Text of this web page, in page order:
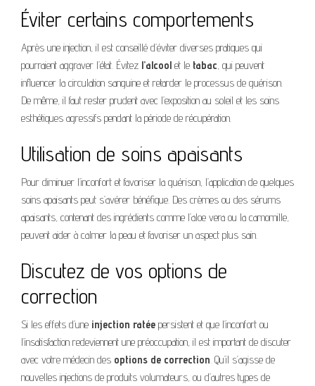
Éviter certains comportements
Après une injection, il est conseillé d’éviter diverses pratiques qui
pourraient aggraver l’état. Évitez l’alcool et le tabac, qui peuvent
influencer la circulation sanguine et retarder le processus de guérison.
De même, il faut rester prudent avec l’exposition au soleil et les soins
esthétiques agressifs pendant la période de récupération.
Utilisation de soins apaisants
Pour diminuer l’inconfort et favoriser la guérison, l’application de quelques
soins apaisants peut s’avérer bénéfique. Des crèmes ou des sérums
apaisants, contenant des ingrédients comme l’aloe vera ou la camomille,
peuvent aider à calmer la peau et favoriser un aspect plus sain.
Discutez de vos options de
correction
Si les effets d’une injection ratée persistent et que l’inconfort ou
l’insatisfaction redeviennent une préoccupation, il est important de discuter
avec votre médecin des options de correction. Qu’il s’agisse de
nouvelles injections de produits volumateurs, ou d’autres types de